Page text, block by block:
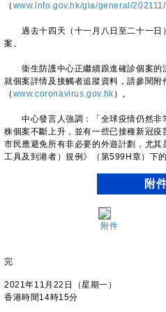
（ www.info.gov.hk/gia/general/
過去十四天（十一月八日至二十一日
案。
衞生防護中心正繼續跟進確診個案的
就個案詳情及接觸者追蹤資料，請參閱附
（ www.coronavirus.gov.hk ）。
中心發言人強調：「全球疫情仍然非
株個案不斷上升，並有一些已接種新冠
市民應避免所有非必要的外遊計劃，尤
工具及到港者）規例》（第599H章）下
附
附件
完
2021年11月22日（星期一）
香港時間14時15分